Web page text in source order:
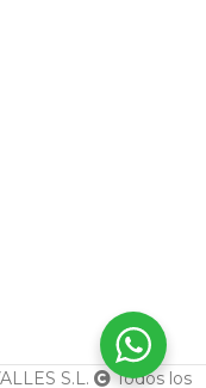
S.L. Todos los